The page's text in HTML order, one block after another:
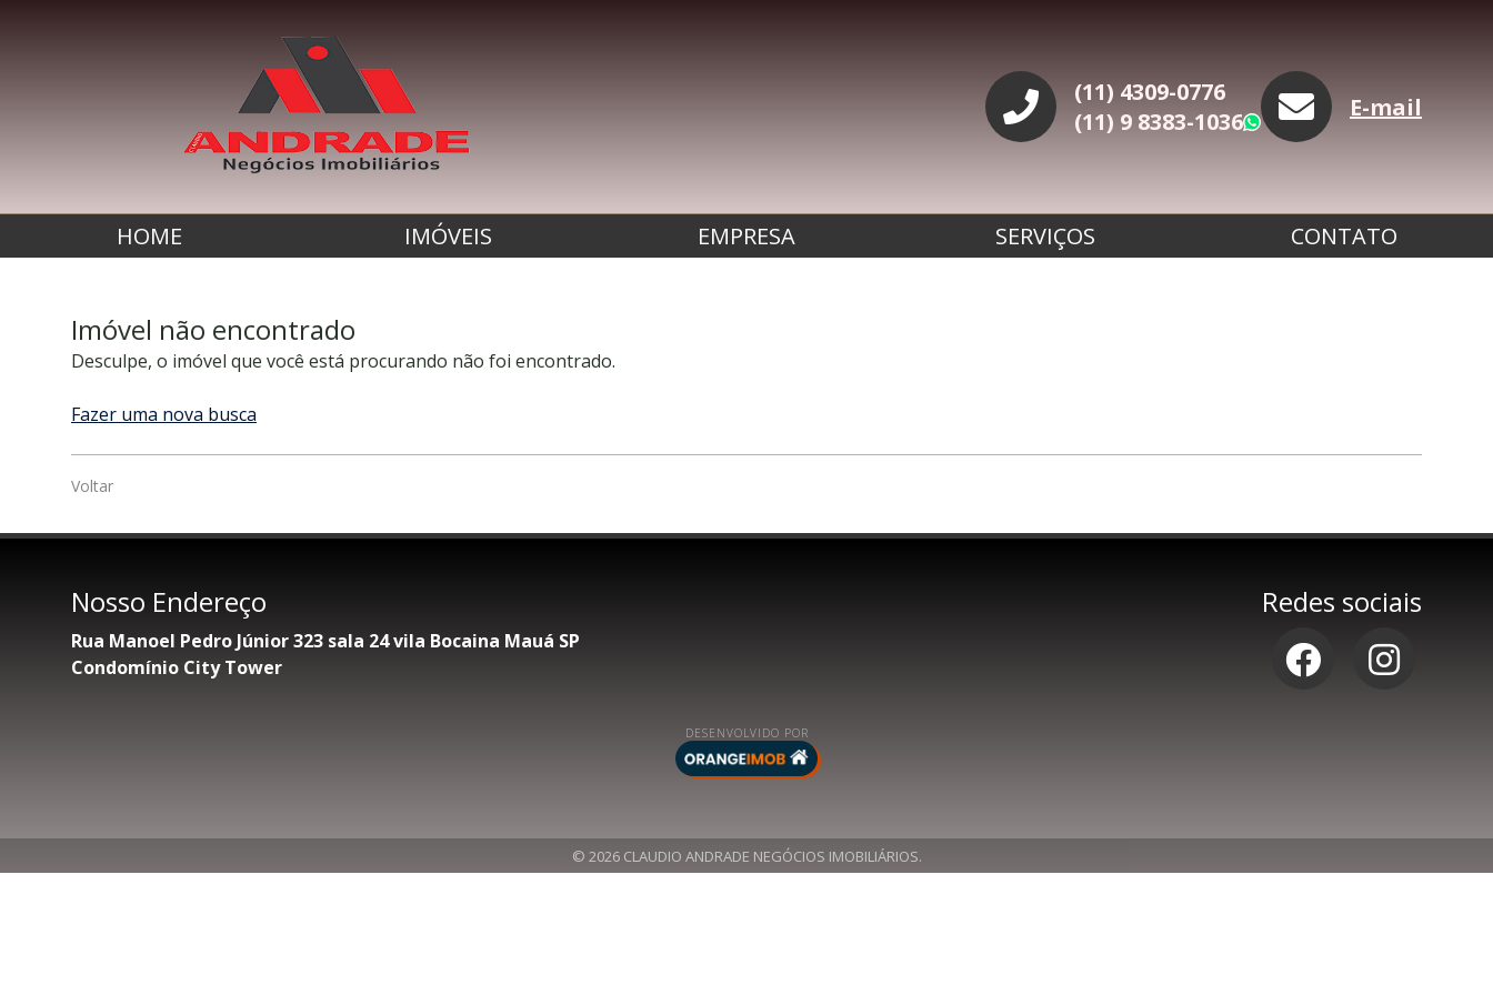
(11) 4309-0776
(11) 9 8383-1036
WhatsApp
E-mail
HOME IMÓVEIS EMPRESA SERVIÇOS CONTATO
Imóvel não encontrado
Desculpe, o imóvel que você está procurando não foi encontrado.
Fazer uma nova busca
Voltar
Nosso Endereço
Rua Manoel Pedro Júnior 323 sala 24 vila Bocaina Mauá SP
Condomínio City Tower
Redes sociais
DESENVOLVIDO POR
© 2026 CLAUDIO ANDRADE NEGÓCIOS IMOBILIÁRIOS.